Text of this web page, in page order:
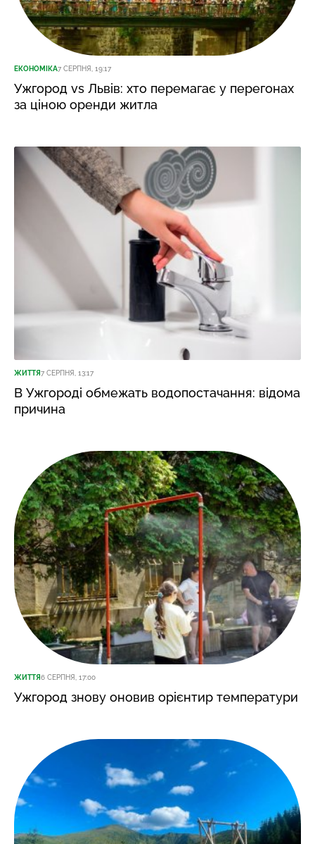
ЕКОНОМІКА7 СЕРПНЯ, 19:17
Ужгород vs Львів: хто перемагає у перегонах
за ціною оренди житла
ЖИТТЯ7 СЕРПНЯ, 13:17
В Ужгороді обмежать водопостачання: відома
причина
ЖИТТЯ6 СЕРПНЯ, 17:00
Ужгород знову оновив орієнтир температури